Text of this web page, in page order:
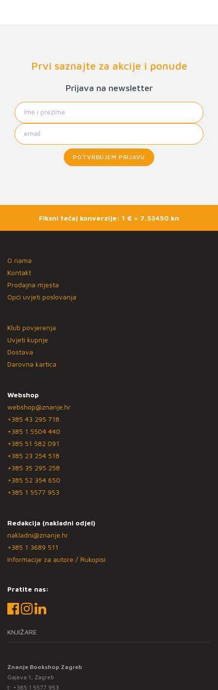
Prvi saznajte za akcije i ponude
Prijava na newsletter
POTVRĐUJEM PRIJAVU
Fiksni tečaj konverzije: 1 € = 7,53450 kn
O nama
Kontakt
Prodajna mjesta
Opći uvjeti poslovanja
Klub povjerenja
Uvjeti kupnje
Dostava
Darovna kartica
Webshop
webshop@znanje.hr
+385 43 295 718
+385 1 5504 440
+385 51 582 091
+385 23 254 518
+385 35 295 258
+385 52 354 650
+385 1 5577 953
Redakcija (nakladni odjel)
nakladni@znanje.hr
+385 1 3689 511
Informacije za autore / Rukopisi
Pratite nas:
KNJIŽARE
Znanje Bookshop Zagreb
Gajeva 1, Zagreb
t: +385 1 5577 953